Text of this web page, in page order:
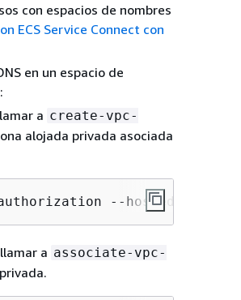
con espacios de nombres
ECS Service Connect con
en un espacio de
a create-vpc-
alojada privada asociada
--hosted-zone-id
a associate-vpc-